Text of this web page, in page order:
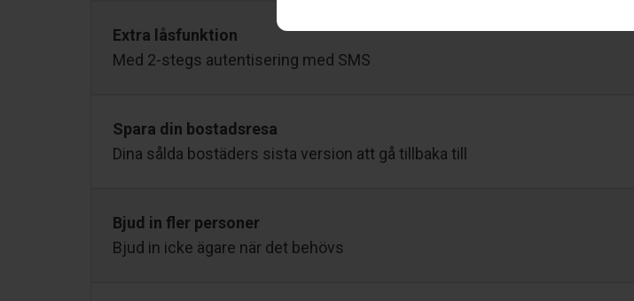
Extra låsfunktion
Med 2-stegs autentisering med SMS
Spara din bostadsresa
Dina sålda bostäders sista version att gå tillbaka till
Bjud in fler personer
Bjud in icke ägare när det behövs